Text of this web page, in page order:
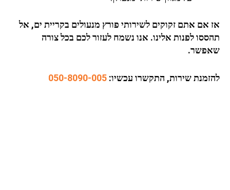
אז אם אתם זקוקים לשירותי פורץ מנעולים בקריית ים, אל
תהססו לפנות אלינו. אנו נשמח לעזור לכם בכל צורה
שאפשר.
להזמנת שירות, התקשרו עכשיו: 050-8090-005